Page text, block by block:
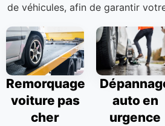
de véhicules, afin de garantir
Remorquage
voiture pas
cher
auto en
urgence